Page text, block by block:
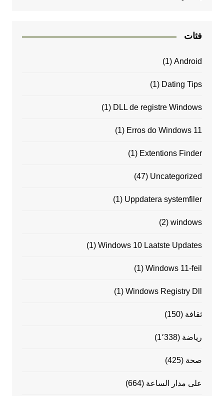
فئات
Android
(1)
Dating Tips
(1)
DLL de registre Windows
(1)
Erros do Windows 11
(1)
Extentions Finder
(1)
Uncategorized
(47)
Uppdatera systemfiler
(1)
windows
(2)
Windows 10 Laatste Updates
(1)
Windows 11-feil
(1)
Windows Registry Dll
(1)
ثقافة (150)
رياضة (1٬338)
صحة (425)
على مدار الساعة (664)